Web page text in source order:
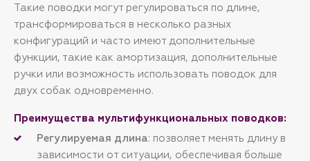
Такие поводки могут регулироваться по длине,
трансформироваться в несколько разных
конфигураций и часто имеют дополнительные
функции, такие как амортизация, дополнительные
ручки или возможность использовать поводок для
двух собак одновременно.
Преимущества мультифункциональных поводков:
Регулируемая длина: позволяет менять длину в
зависимости от ситуации, обеспечивая больше